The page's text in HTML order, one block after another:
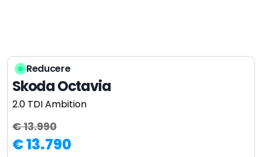
Reducere
Skoda Octavia
2.0 TDI Ambition
€ 13.990
€ 13.790